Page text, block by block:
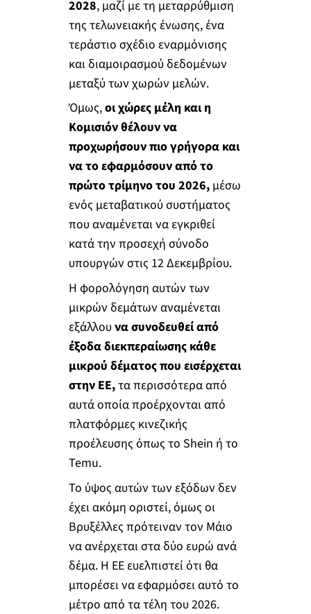
2028, μαζί με τη μεταρρύθμιση
της τελωνειακής ένωσης, ένα
τεράστιο σχέδιο εναρμόνισης
και διαμοιρασμού δεδομένων
μεταξύ των χωρών μελών.
Όμως,οι χώρες μέλη και η
Κομισιόν θέλουν να
προχωρήσουν πιο γρήγορα και
να το εφαρμόσουν από το
πρώτο τρίμηνο του 2026,μέσω
ενός μεταβατικού συστήματος
που αναμένεται να εγκριθεί
κατά την προσεχή σύνοδο
υπουργών στις 12 Δεκεμβρίου.
Η φορολόγηση αυτών των
μικρών δεμάτων αναμένεται
εξάλλουνα συνοδευθεί από
έξοδα διεκπεραίωσης κάθε
μικρού δέματος που εισέρχεται
στην ΕΕ,τα περισσότερα από
αυτά οποία προέρχονται από
πλατφόρμες κινεζικής
προέλευσης όπως το Shein ή το
Temu.
Το ύψος αυτών των εξόδων δεν
έχει ακόμη οριστεί, όμως οι
Βρυξέλλες πρότειναν τον Μάιο
να ανέρχεται στα δύο ευρώ ανά
δέμα. Η ΕΕ ευελπιστεί ότι θα
μπορέσει να εφαρμόσει αυτό το
μέτρο από τα τέλη του 2026.